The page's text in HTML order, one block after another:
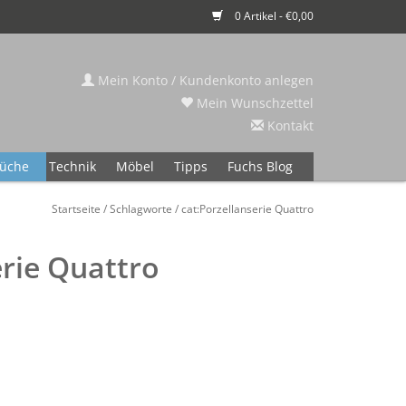
0 Artikel - €0,00
Technik Möbel Tipps Fuchs Blog
Mein Konto / Kundenkonto anlegen
Mein Wunschzettel
Kontakt
Startseite /Schlagworte /cat:Porzellanserie Quattro
Quattro